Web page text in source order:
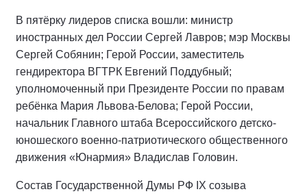
В пятёрку лидеров списка вошли: министр
иностранных дел России Сергей Лавров; мэр Москвы
Сергей Собянин; Герой России, заместитель
гендиректора ВГТРК Евгений Поддубный;
уполномоченный при Президенте России по правам
ребёнка Мария Львова-Белова; Герой России,
начальник Главного штаба Всероссийского детско-
юношеского военно-патриотического общественного
движения «Юнармия» Владислав Головин.
Состав Государственной Думы РФ IХ созыва